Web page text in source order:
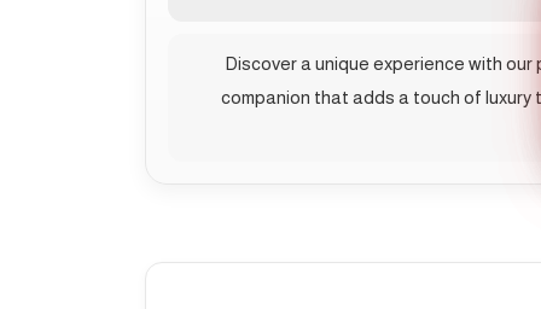
Discover a unique experience with
companion that adds a touch of luxury